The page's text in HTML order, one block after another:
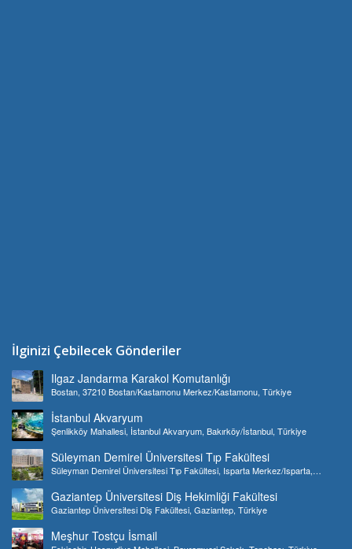
İlginizi Çebilecek Gönderiler
Ilgaz Jandarma Karakol Komutanlığı
Bostan, 37210 Bostan/Kastamonu Merkez/Kastamonu, Türkiye
İstanbul Akvaryum
Şenlikköy Mahallesi, İstanbul Akvaryum, Bakırköy/İstanbul, Türkiye
Süleyman Demirel Üniversitesi Tıp Fakültesi
Süleyman Demirel Üniversitesi Tıp Fakültesi, Isparta Merkez/Isparta,
Gaziantep Üniversitesi Diş Hekimliği Fakültesi
Gaziantep Üniversitesi Diş Fakültesi, Gaziantep, Türkiye
Meşhur Tostçu İsmail